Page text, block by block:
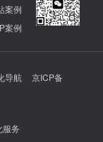
案例
案例
导航
京ICP备
服务